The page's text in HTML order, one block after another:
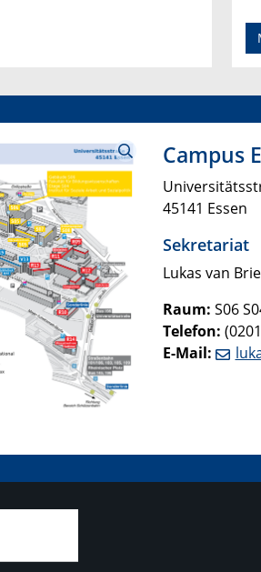
Campus
45141 Essen
Sekretariat
Lukas van
Raum: S06
Telefon:
E-Mail: